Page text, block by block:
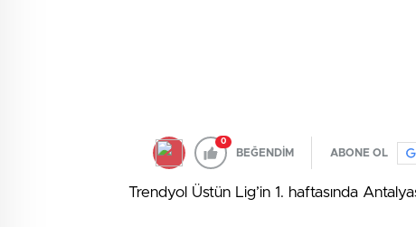
0
BEĞENDİM ABONE OL
Trendyol Üstün Lig’in 1. haftasında